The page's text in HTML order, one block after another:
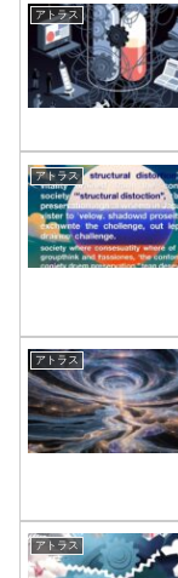
アトラス
アトラス
アトラス
アトラス